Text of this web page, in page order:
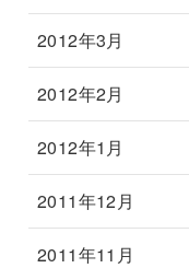
2012年3月
2012年2月
2012年1月
2011年12月
2011年11月